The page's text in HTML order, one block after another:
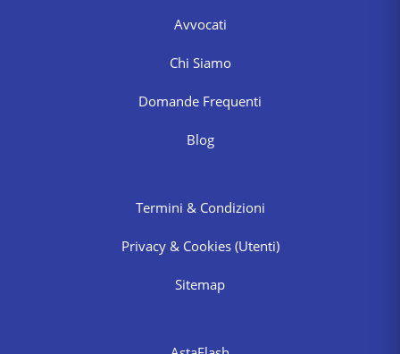
Avvocati
Chi Siamo
Domande Frequenti
Blog
Termini & Condizioni
Privacy & Cookies (Utenti)
Sitemap